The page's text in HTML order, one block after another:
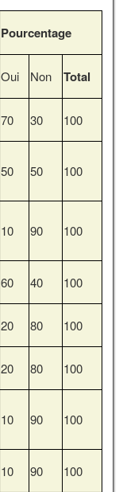
Pourcentage
Oui Non Total
70 30 100
50 50 100
10 90 100
60 40 100
20 80 100
20 80 100
10 90 100
10 90 100